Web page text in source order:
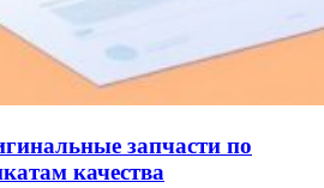
запчасти по
качества